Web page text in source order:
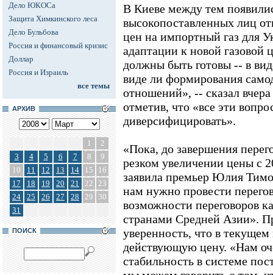
Дело ЮКОСа
Защита Химкинского леса
Дело Бульбова
Россия и финансовый кризис
Доллар
Россия и Израиль
все темы
АРХИВ
1
2
3
4 5 6 7 8
9
10
11 12 13 14 15
16
17
18 19 20 21 22 23
24
25 26 27 28 29
30
31
ПОИСК
В Киеве между тем
высокопоставленных лиц
цен на импортный газ для
адаптации к новой
должны быть готовы -- в
виде ли формирования
отношений», -- сказал
отметив, что «все эти
диверсифицировать».
«Пока, до завершения
резком увеличении цены с
заявила премьер Юлия
нам нужно провести
возможности переговоров
странами Средней Азии».
уверенность, что в текущем
действующую цену. «Нам
стабильность в системе